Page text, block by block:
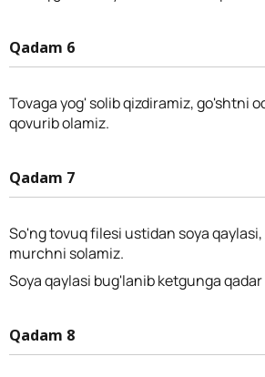
Qadam 6
Tovaga yog' solib qizdiramiz, go'shtni
qovurib olamiz.
Qadam 7
So'ng tovuq filesi ustidan soya
murchni solamiz.
Soya qaylasi bug'lanib ketgunga
Qadam 8